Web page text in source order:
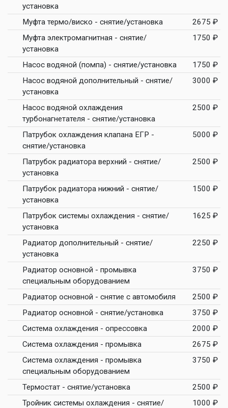
установка
Муфта термо/виско - снятие/установка
2675 ₽
Муфта электромагнитная - снятие/
установка
1750 ₽
Насос водяной (помпа) - снятие/установка
1750 ₽
Насос водяной дополнительный - снятие/
установка
3000 ₽
Насос водяной охлаждения
турбонагнетателя - снятие/установка
2500 ₽
Патрубок охлаждения клапана ЕГР -
снятие/установка
5000 ₽
Патрубок радиатора верхний - снятие/
установка
2500 ₽
Патрубок радиатора нижний - снятие/
установка
1500 ₽
Патрубок системы охлаждения - снятие/
установка
1625 ₽
Радиатор дополнительный - снятие/
установка
2250 ₽
Радиатор основной - промывка
специальным оборудованием
3750 ₽
Радиатор основной - снятие с автомобиля
2500 ₽
Радиатор основной - снятие/установка
3750 ₽
Система охлаждения - опрессовка
2000 ₽
Система охлаждения - промывка
2675 ₽
Система охлаждения - промывка
специальным оборудованием
3750 ₽
Термостат - снятие/установка
2500 ₽
Тройник системы охлаждения - снятие/
1000 ₽